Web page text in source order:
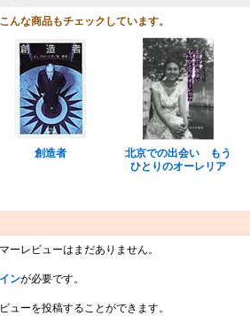
んな商品もチェックしています。
創造者
北京での出会い もう
ひとりのオーレリア
ーレビューはまだありません。
ンが必要です。
ューを投稿することができます。